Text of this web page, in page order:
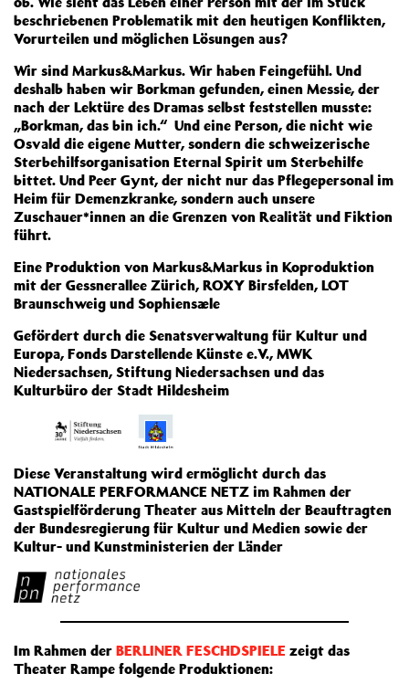
beschriebenen Problematik mit den heutigen Konflikten,
Vorurteilen und möglichen Lösungen aus?
Wir sind Markus&Markus. Wir haben Feingefühl. Und
deshalb haben wir Borkman gefunden, einen Messie, der
nach der Lektüre des Dramas selbst feststellen musste:
„Borkman, das bin ich.“ Und eine Person, die nicht wie
Osvald die eigene Mutter, sondern die schweizerische
Sterbehilfsorganisation Eternal Spirit um Sterbehilfe
bittet. Und Peer Gynt, der nicht nur das Pflegepersonal im
Heim für Demenzkranke, sondern auch unsere
Zuschauer*innen an die Grenzen von Realität und Fiktion
führt.
Eine Produktion von Markus&Markus in Koproduktion
mit der Gessnerallee Zürich, ROXY Birsfelden, LOT
Braunschweig und Sophiensæle
Gefördert durch die Senatsverwaltung für Kultur und
Europa, Fonds Darstellende Künste e.V., MWK
Niedersachsen, Stiftung Niedersachsen und das
Kulturbüro der Stadt Hildesheim
Diese Veranstaltung wird ermöglicht durch das
NATIONALE PERFORMANCE NETZ im Rahmen der
Gastspielförderung Theater aus Mitteln der Beauftragten
der Bundesregierung für Kultur und Medien sowie der
Kultur- und Kunstministerien der Länder
Im Rahmen der BERLINER FESCHDSPIELE zeigt das
Theater Rampe folgende Produktionen: